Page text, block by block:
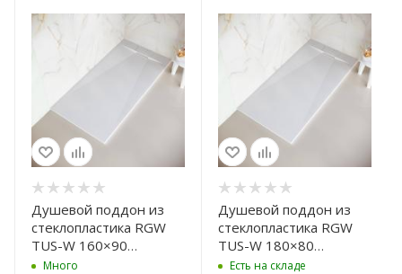
Душевой поддон из
стеклопластика RGW
TUS-W 160×90
553702916-01 белый
Много
Душевой поддон из
стеклопластика RGW
TUS-W 180×80
553702818-01 белый
Есть на складе